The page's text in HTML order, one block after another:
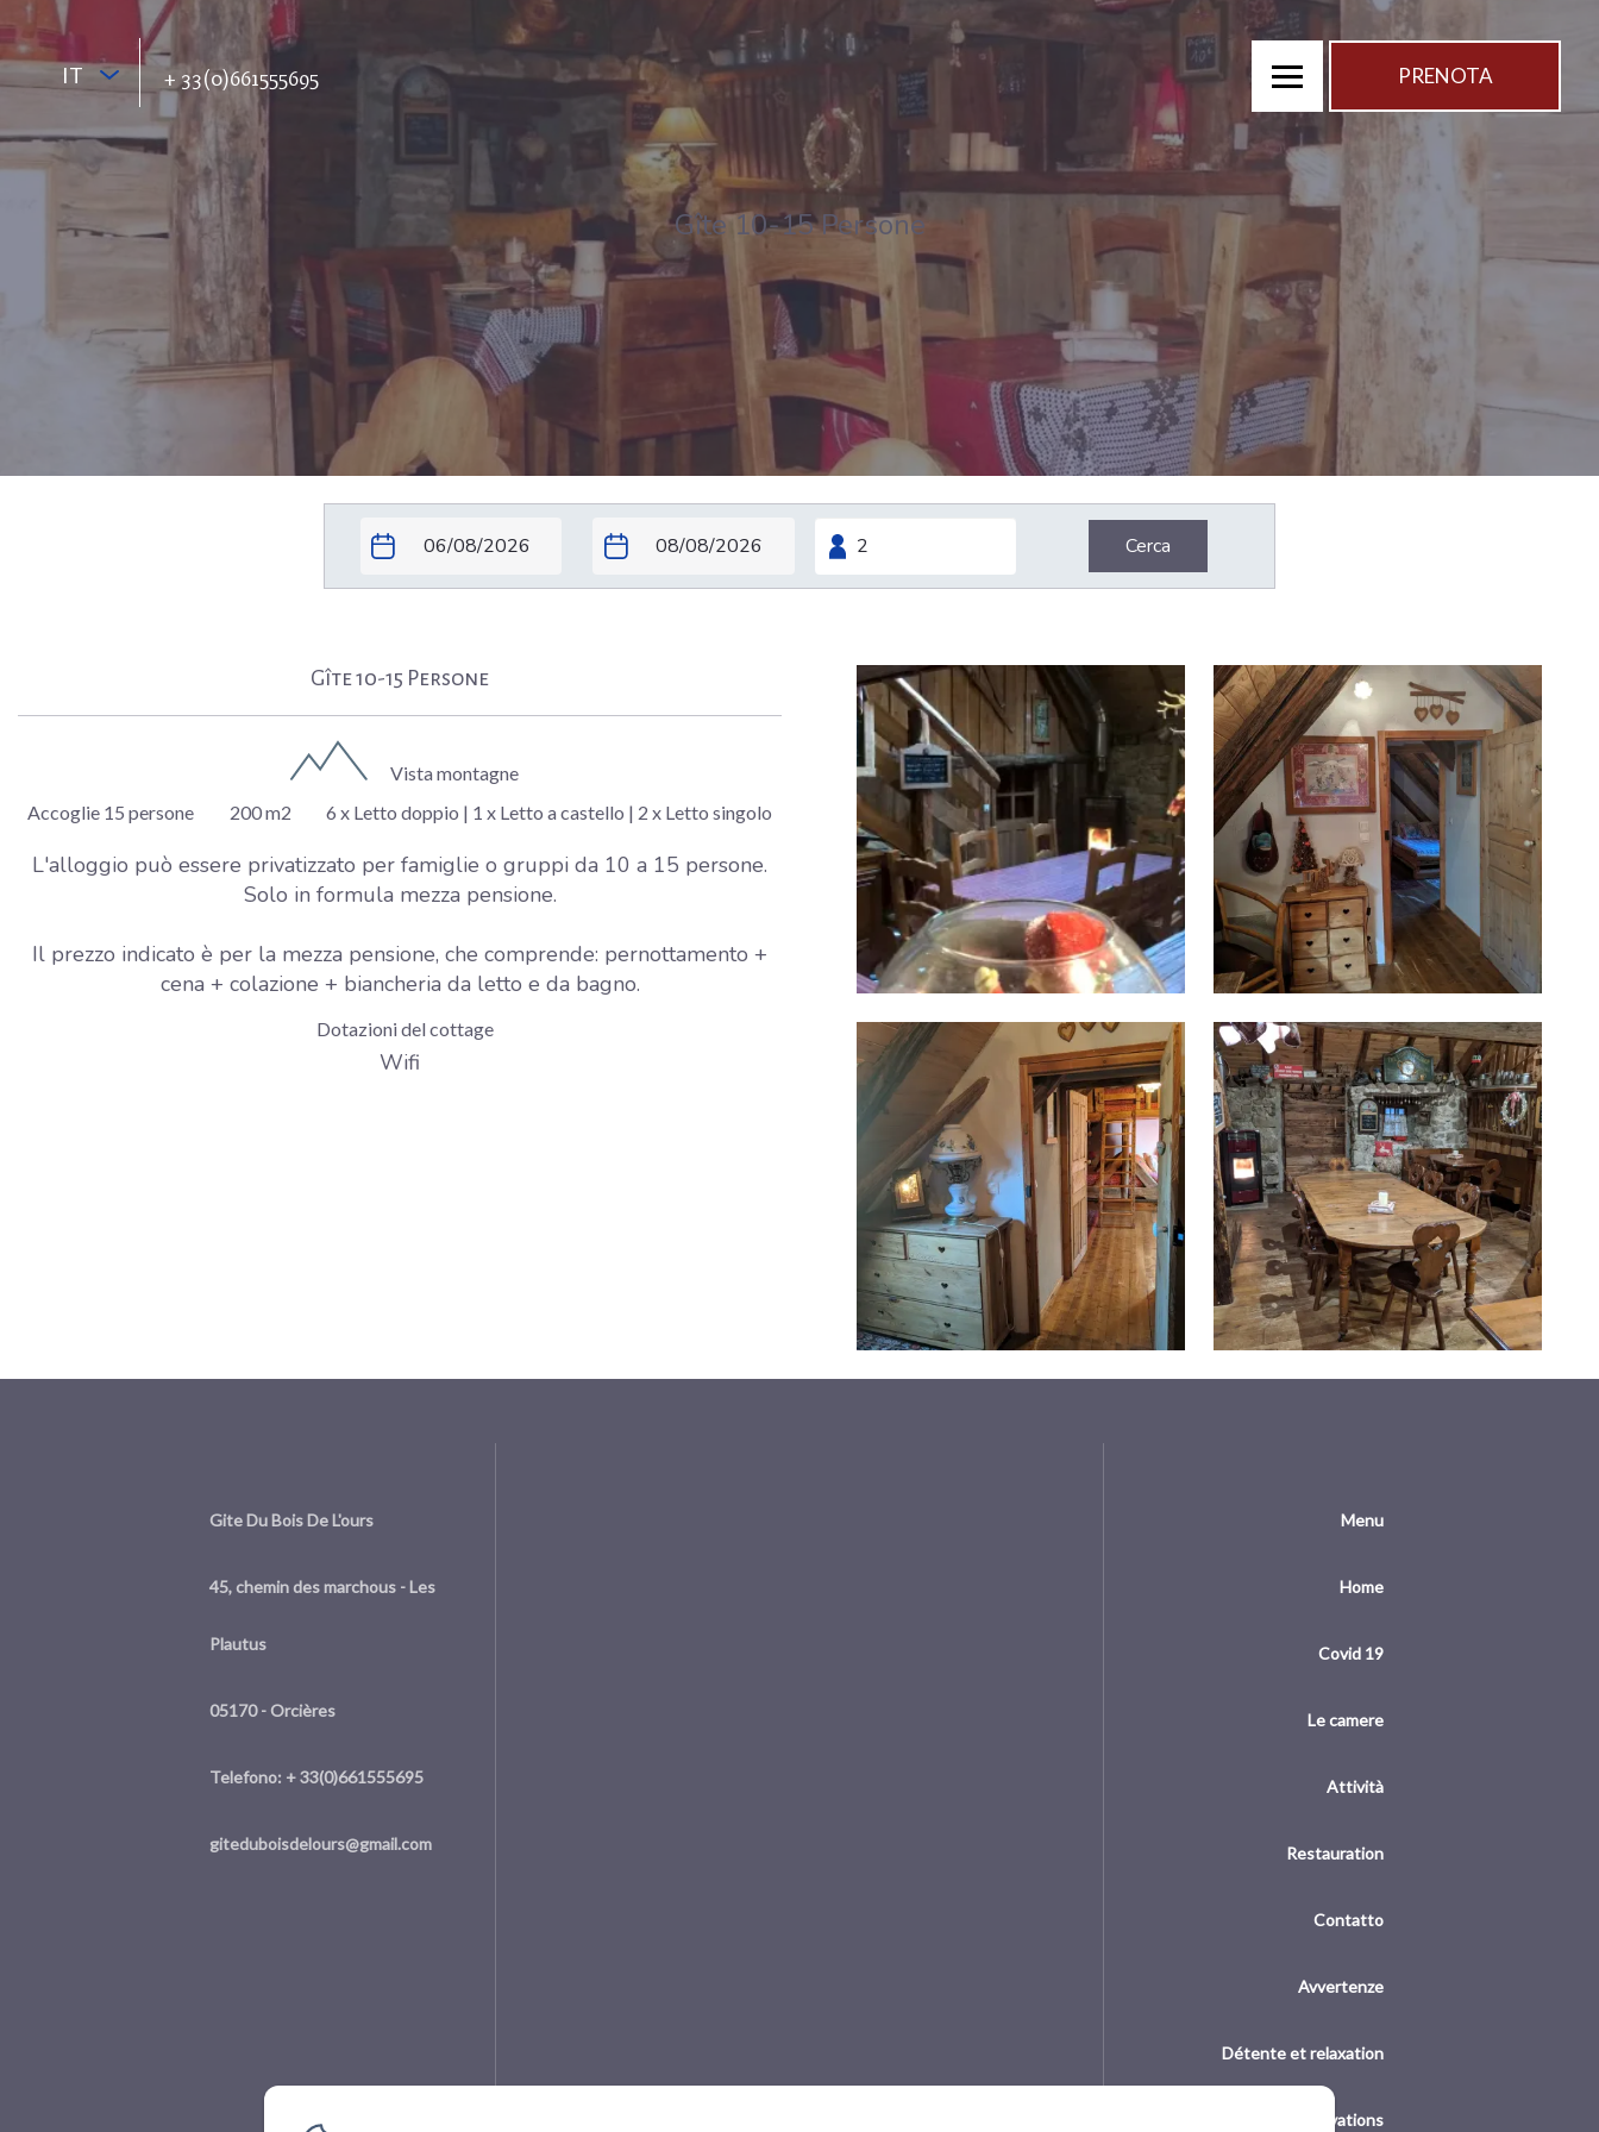
IT + 33(0)661555695 PRENOTA
Gîte 10-15 Persone
Cerca
Gîte 10-15 Persone
Vista montagne
Accoglie 15 persone
200 m2 6 x Letto doppio | 1 x Letto a castello | 2 x Letto singolo
L'alloggio può essere privatizzato per famiglie o gruppi da 10 a 15 persone.
Solo in formula mezza pensione.
Il prezzo indicato è per la mezza pensione, che comprende: pernottamento +
cena + colazione + biancheria da letto e da bagno.
Dotazioni del cottage
Wifi
Gite Du Bois De L'ours
45, chemin des marchous - Les
Plautus
05170 - Orcières
Telefono: + 33(0)661555695
giteduboisdelours@gmail.com
Menu
Home
Covid 19
Le camere
Attività
Restauration
Contatto
Avvertenze
Détente et relaxation
Conditions de réservations